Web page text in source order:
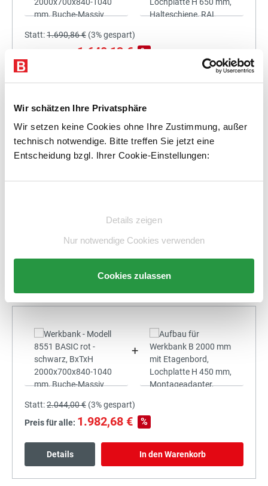
Wir schätzen Ihre Privatsphäre
Wir setzen keine Cookies ohne Ihre Zustimmung, außer
technisch notwendige. Bitte treffen Sie jetzt eine
Entscheidung bzgl. Ihrer Cookie-Einstellungen:
Details zeigen
Nur notwendige Cookies verwenden
Cookies zulassen
Statt:1.690,86 € (3%gespart)
1.640,13 € %
Details In den Warenkorb
gespart)
Preis für alle:1.808,08 € %
+
Statt:2.044,00 € (3%gespart)
Preis für alle: 1.982,68 € %
Details In den Warenkorb